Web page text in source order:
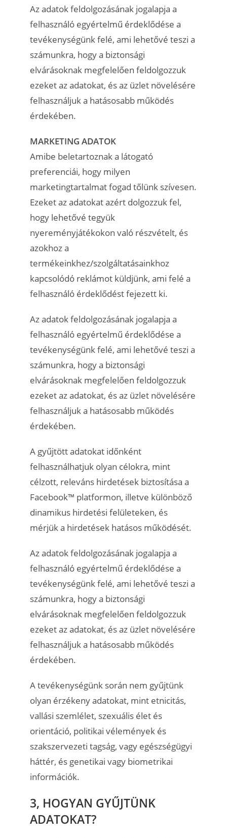
Az adatok feldolgozásának jogalapja a
felhasználó egyértelmű érdeklődése a
tevékenységünk felé, ami lehetővé teszi a
számunkra, hogy a biztonsági
elvárásoknak megfelelően feldolgozzuk
ezeket az adatokat, és az üzlet növelésére
felhasználjuk a hatásosabb működés
érdekében.
MARKETING ADATOK
Amibe beletartoznak a látogató
preferenciái, hogy milyen
marketingtartalmat fogad tőlünk szívesen.
Ezeket az adatokat azért dolgozzuk fel,
hogy lehetővé tegyük
nyereményjátékokon való részvételt, és
azokhoz a
termékeinkhez/szolgáltatásainkhoz
kapcsolódó reklámot küldjünk, ami felé a
felhasználó érdeklődést fejezett ki.
Az adatok feldolgozásának jogalapja a
felhasználó egyértelmű érdeklődése a
tevékenységünk felé, ami lehetővé teszi a
számunkra, hogy a biztonsági
elvárásoknak megfelelően feldolgozzuk
ezeket az adatokat, és az üzlet növelésére
felhasználjuk a hatásosabb működés
érdekében.
A gyűjtött adatokat időnként
felhasználhatjuk olyan célokra, mint
célzott, releváns hirdetések biztosítása a
Facebook™ platformon, illetve különböző
dinamikus hirdetési felületeken, és
mérjük a hirdetések hatásos működését.
Az adatok feldolgozásának jogalapja a
felhasználó egyértelmű érdeklődése a
tevékenységünk felé, ami lehetővé teszi a
számunkra, hogy a biztonsági
elvárásoknak megfelelően feldolgozzuk
ezeket az adatokat, és az üzlet növelésére
felhasználjuk a hatásosabb működés
érdekében.
A tevékenységünk során nem gyűjtünk
olyan érzékeny adatokat, mint etnicitás,
vallási szemlélet, szexuális élet és
orientáció, politikai vélemények és
szakszervezeti tagság, vagy egészségügyi
háttér, és genetikai vagy biometrikai
információk.
3, HOGYAN GYŰJTÜNK
ADATOKAT?